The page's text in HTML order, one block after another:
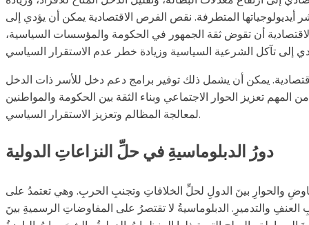
المتطرفة. نقص الفرص الاقتصادية يمكن أن يؤدي إلى
أن تقوض ثقة الجمهور في الحكومة والمؤسسات السياسية،
يمكن أن يشمل ذلك توفير برامج دعم دخل للأسر ذات الدخل
تعزيز الحوار الاجتماعي وبناء الثقة بين الحكومة والمواطنين
لمعالجة المظالم وتعزيز الاستقرار السياسي.
دورُ الدبلوماسيةِ في حلِّ النزاعاتِ الدولية
والحوارِ بينَ الدولِ لحلِّ الخلافاتِ وتجنبِ الحربِ. وهي تعتمدُ على
والتدميرِ. الدبلوماسيةُ لا تقتصرُ على المفاوضاتِ الرسميةِ بينَ